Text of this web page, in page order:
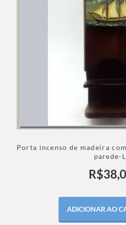
Porta incenso de madeira
parede-
R$
ADICIONAR AO